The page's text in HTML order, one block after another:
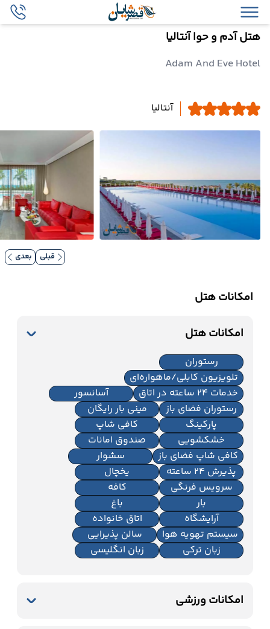
هتل آدم و حوا آنتالیا
Adam And Eve Hotel
آنتالیا
قبلی بعدی
امکانات هتل
امکانات هتل
رستوران
تلویزیون کابلی/ماهواره‌ای
خدمات 24 ساعته در اتاق
آسانسور
رستوران فضای باز
مینی بار رایگان
پارکینگ
کافی شاپ
خشکشویی
صندوق امانات
کافی شاپ فضای باز
سشوار
پذیرش 24 ساعته
یخچال
سرویس فرنگی
کافه
بار
باغ
آرایشگاه
اتاق خانواده
سیستم تهویه هوا
سالن پذیرایی
زبان ترکی
زبان انگلیسی
امکانات ورزشی